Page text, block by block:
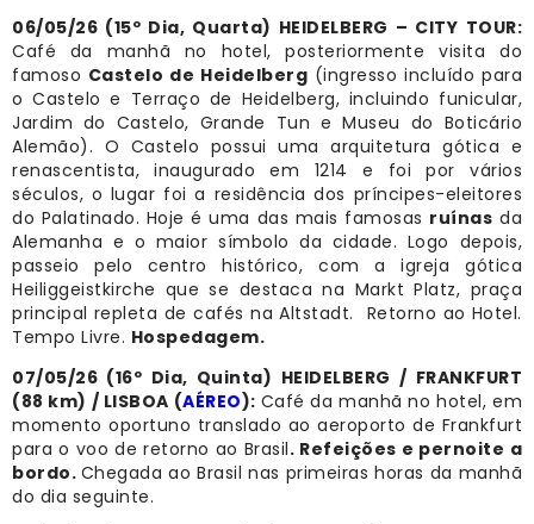
06/05/26 (15º Dia, Quarta) HEIDELBERG – CITY TOUR:
Café da manhã no hotel, posteriormente visita do
famoso Castelo de Heidelberg (ingresso incluído para
o Castelo e Terraço de Heidelberg, incluindo funicular,
Jardim do Castelo, Grande Tun e Museu do Boticário
Alemão). O Castelo possui uma arquitetura gótica e
renascentista, inaugurado em 1214 e foi por vários
séculos, o lugar foi a residência dos príncipes-eleitores
do Palatinado. Hoje é uma das mais famosas ruínas da
Alemanha e o maior símbolo da cidade. Logo depois,
passeio pelo centro histórico, com a igreja gótica
Heiliggeistkirche que se destaca na Markt Platz, praça
principal repleta de cafés na Altstadt. Retorno ao Hotel.
Tempo Livre. Hospedagem.
07/05/26 (16º Dia, Quinta) HEIDELBERG / FRANKFURT
(88 km) / LISBOA (AÉREO): Café da manhã no hotel, em
momento oportuno translado ao aeroporto de Frankfurt
para o voo de retorno ao Brasil. Refeições e pernoite a
bordo. Chegada ao Brasil nas primeiras horas da manhã
do dia seguinte.